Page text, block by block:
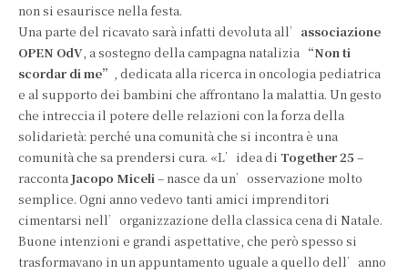
non si esaurisce nella festa.
Una parte del ricavato sarà infatti devoluta all’ associazione
OPEN OdV, a sostegno della campagna natalizia “Non ti
scordar di me” , dedicata alla ricerca in oncologia pediatrica
e al supporto dei bambini che affrontano la malattia. Un gesto
che intreccia il potere delle relazioni con la forza della
solidarietà: perché una comunità che si incontra è una
comunità che sa prendersi cura. «L’idea di Together 25 –
raccontaJacopo Miceli– nasce da un’osservazione molto
semplice. Ogni anno vedevo tanti amici imprenditori
cimentarsi nell’organizzazione della classica cena di Natale.
Buone intenzioni e grandi aspettative, che però spesso si
trasformavano in un appuntamento uguale a quello dell’anno